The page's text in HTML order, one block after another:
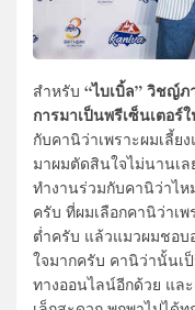
สำหรับ “ไบเบิ้ล” วิชญ์ภ
การมาเป็นพรีเซ็นเตอร์
กับคานิว่าเพราะผมเลี้
มาผมตัดสินใจไม่นานเ
ทำงานร่วมกับคานิว่าไห
ครับ ที่ผมเลือกคานิว่าเ
ต่ำครับ แล้วแมวผมชอบ
ใจมากครับ คานิว่านั้นเ
ทางออนไลน์อีกด้วย แล